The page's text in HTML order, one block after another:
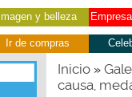
Imagen y belleza
Ir de compras
Inicio»
causa,